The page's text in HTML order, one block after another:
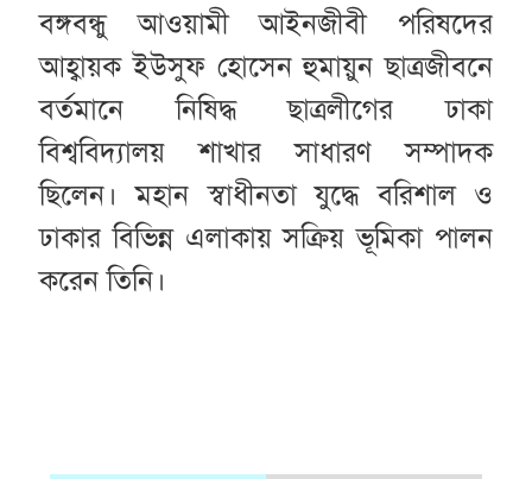
বঙ্গবন্ধু আওয়ামী আইনজীবী পরিষদের
আহ্বায়ক ইউসুফ হোসেন হুমায়ুন ছাত্রজীবনে
বর্তমানে নিষিদ্ধ ছাত্রলীগের ঢাকা
বিশ্ববিদ্যালয় শাখার সাধারণ সম্পাদক
ছিলেন। মহান স্বাধীনতা যুদ্ধে বরিশাল ও
ঢাকার বিভিন্ন এলাকায় সক্রিয় ভূমিকা পালন
করেন তিনি।